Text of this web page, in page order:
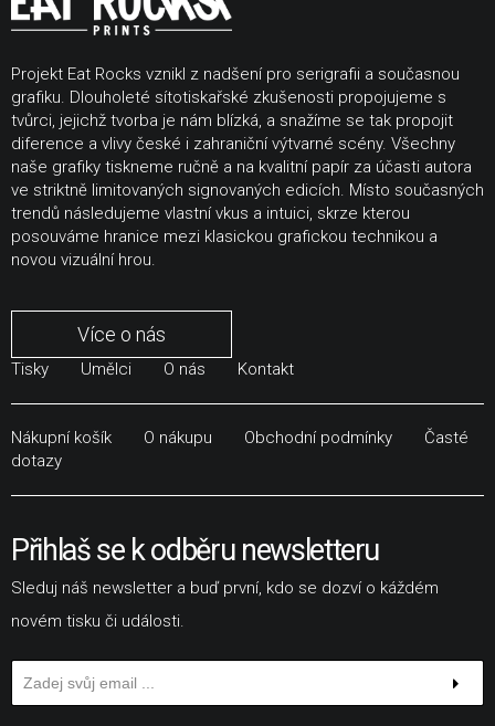
Projekt Eat Rocks vznikl z nadšení pro serigrafii a současnou
grafiku. Dlouholeté sítotiskařské zkušenosti propojujeme s
tvůrci, jejichž tvorba je nám blízká, a snažíme se tak propojit
diference a vlivy české i zahraniční výtvarné scény. Všechny
naše grafiky tiskneme ručně a na kvalitní papír za účasti autora
ve striktně limitovaných signovaných edicích. Místo současných
trendů následujeme vlastní vkus a intuici, skrze kterou
posouváme hranice mezi klasickou grafickou technikou a
novou vizuální hrou.
Více o nás
Tisky Umělci O nás Kontakt
Nákupní košík O nákupu Obchodní podmínky
Časté
dotazy
Přihlaš se k odběru newsletteru
Sleduj náš newsletter a buď první, kdo se dozví o káždém
novém tisku či události.